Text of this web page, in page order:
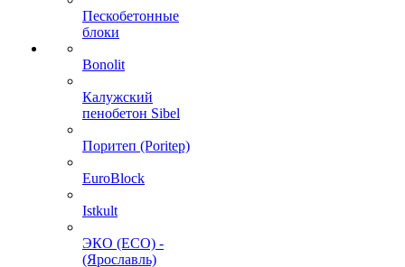
Пескобетонные
блоки
Bonolit
Калужский
пенобетон Sibel
Поритеп (Poritep)
EuroBlock
Istkult
ЭКО (ECO) -
(Ярославль)